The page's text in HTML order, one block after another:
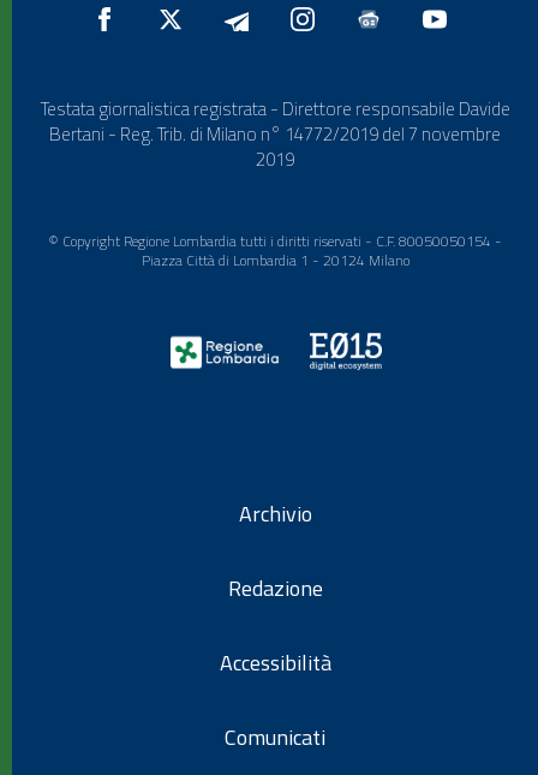
Testata giornalistica registrata - Direttore responsabile Davide
Bertani - Reg. Trib. di Milano n° 14772/2019 del 7 novembre
2019
© Copyright Regione Lombardia tutti i diritti riservati - C.F. 80050050154 -
Piazza Città di Lombardia 1 - 20124 Milano
Archivio
Redazione
Accessibilità
Comunicati